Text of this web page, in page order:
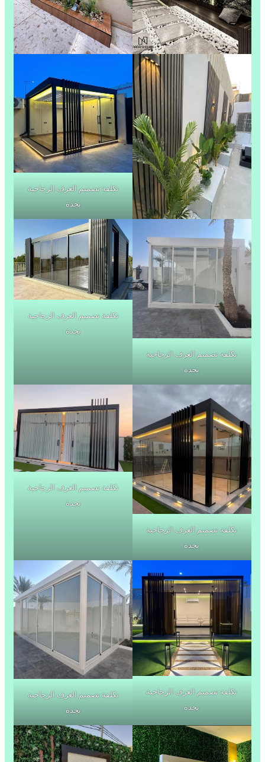
تكلفة تصميم الغرف الزجاجية
بجدة
تكلفة تصميم الغرف الزجاجية
بجدة
تكلفة تصميم الغرف الزجاجية
بجدة
تكلفة تصميم الغرف الزجاجية
بجدة
تكلفة تصميم الغرف الزجاجية
بجدة
تكلفة تصميم الغرف الزجاجية
بجدة
تكلفة تصميم الغرف الزجاجية
بجدة